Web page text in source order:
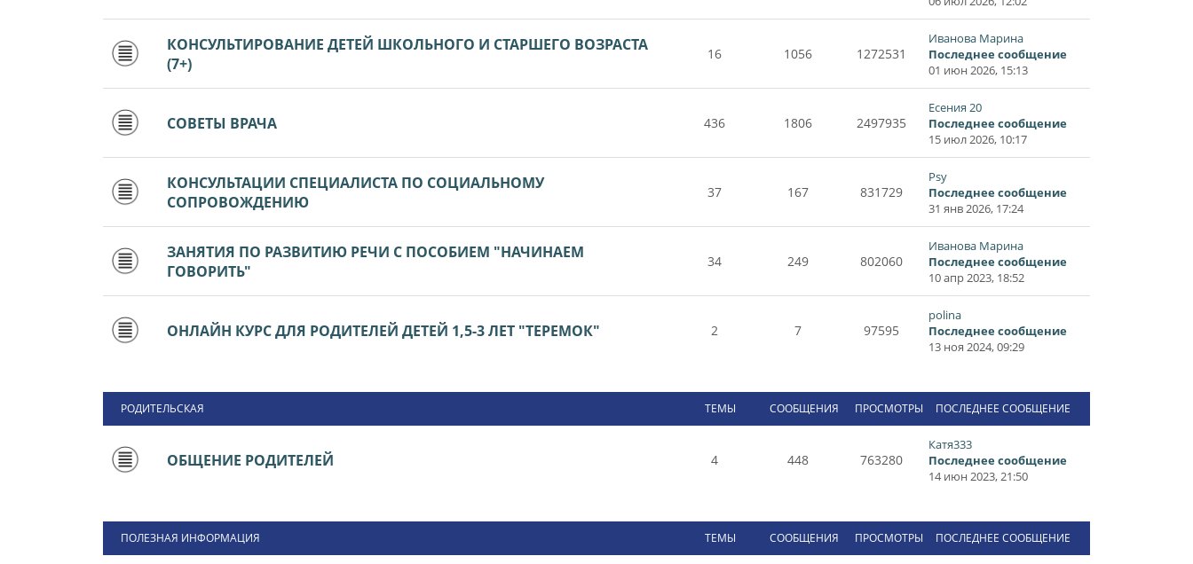
КОНСУЛЬТИРОВАНИЕ ДЕТЕЙ ШКОЛЬНОГО И СТАРШЕГО ВОЗРАСТА
(7+)
16 1056 1272531
Иванова Марина
Последнее сообщение
01 июн 2026, 15:13
СОВЕТЫ ВРАЧА 436 1806 2497935
Есения 20
Последнее сообщение
15 июл 2026, 10:17
КОНСУЛЬТАЦИИ СПЕЦИАЛИСТА ПО СОЦИАЛЬНОМУ
СОПРОВОЖДЕНИЮ
37 167 831729
Psy
Последнее сообщение
31 янв 2026, 17:24
ЗАНЯТИЯ ПО РАЗВИТИЮ РЕЧИ С ПОСОБИЕМ "НАЧИНАЕМ
ГОВОРИТЬ"
34 249 802060
Иванова Марина
Последнее сообщение
10 апр 2023, 18:52
ОНЛАЙН КУРС ДЛЯ РОДИТЕЛЕЙ ДЕТЕЙ 1,5-3 ЛЕТ "ТЕРЕМОК" 2 7 97595
polina
Последнее сообщение
13 ноя 2024, 09:29
РОДИТЕЛЬСКАЯ ТЕМЫ СООБЩЕНИЯ ПРОСМОТРЫ ПОСЛЕДНЕЕ СООБЩЕНИЕ
ОБЩЕНИЕ РОДИТЕЛЕЙ 4 448 763280
Катя333
Последнее сообщение
14 июн 2023, 21:50
ПОЛЕЗНАЯ ИНФОРМАЦИЯ ТЕМЫ СООБЩЕНИЯ ПРОСМОТРЫ ПОСЛЕДНЕЕ СООБЩЕНИЕ